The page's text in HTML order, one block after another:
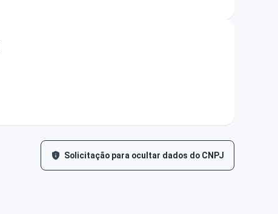
Solicitação para ocultar dados do CNPJ